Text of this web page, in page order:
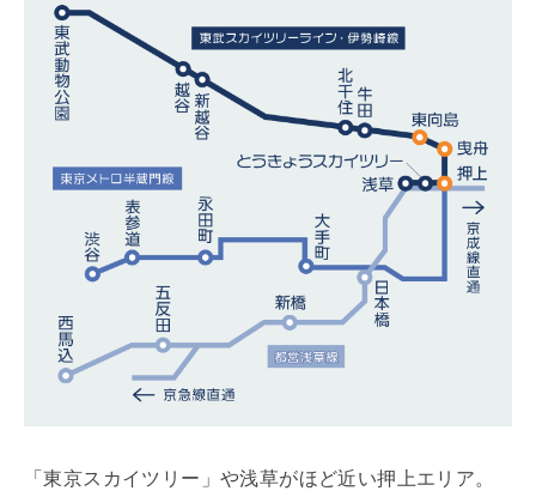
「東京スカイツリー」や浅草がほど近い押上エリア。